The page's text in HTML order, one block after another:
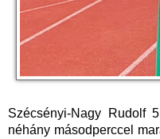
Szécsényi-Nagy Rudolf
néhány másodperccel